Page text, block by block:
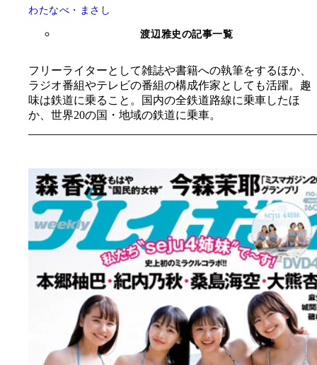
わたなべ・まさし
渡辺雅史の記事一覧
フリーライターとして雑誌や書籍への執筆をするほか、
ラジオ番組やテレビの番組の構成作家としても活躍。趣
味は鉄道に乗ること。国内の全鉄道路線に乗車したほ
か、世界20の国・地域の鉄道に乗車。